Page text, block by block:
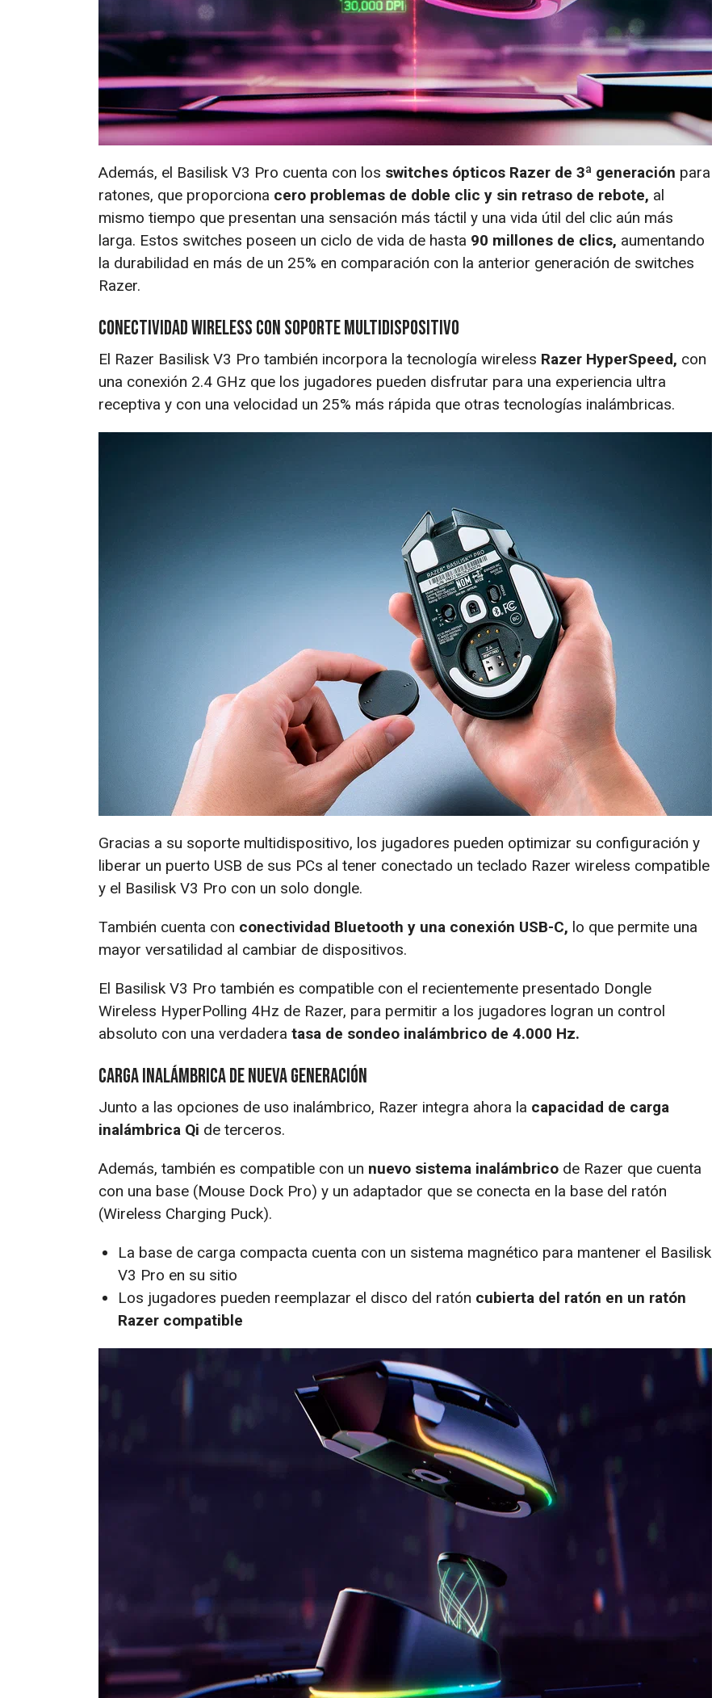
Además, el Basilisk V3 Pro cuenta con los switches ópticos Razer de 3ª generación para
ratones, que proporciona cero problemas de doble clic y sin retraso de rebote, al
mismo tiempo que presentan una sensación más táctil y una vida útil del clic aún más
larga. Estos switches poseen un ciclo de vida de hasta 90 millones de clics, aumentando
la durabilidad en más de un 25% en comparación con la anterior generación de switches
Razer.
Conectividad Wireless con soporte multidispositivo
El Razer Basilisk V3 Pro también incorpora la tecnología wireless Razer HyperSpeed, con
una conexión 2.4 GHz que los jugadores pueden disfrutar para una experiencia ultra
receptiva y con una velocidad un 25% más rápida que otras tecnologías inalámbricas.
Gracias a su soporte multidispositivo, los jugadores pueden optimizar su configuración y
liberar un puerto USB de sus PCs al tener conectado un teclado Razer wireless compatible
y el Basilisk V3 Pro con un solo dongle.
También cuenta con conectividad Bluetooth y una conexión USB-C, lo que permite una
mayor versatilidad al cambiar de dispositivos.
El Basilisk V3 Pro también es compatible con el recientemente presentado Dongle
Wireless HyperPolling 4Hz de Razer, para permitir a los jugadores logran un control
absoluto con una verdadera tasa de sondeo inalámbrico de 4.000 Hz.
Carga inalámbrica de nueva generación
Junto a las opciones de uso inalámbrico, Razer integra ahora la capacidad de carga
inalámbrica Qi de terceros.
Además, también es compatible con un nuevo sistema inalámbrico de Razer que cuenta
con una base (Mouse Dock Pro) y un adaptador que se conecta en la base del ratón
(Wireless Charging Puck).
La base de carga compacta cuenta con un sistema magnético para mantener el Basilisk
V3 Pro en su sitio
Los jugadores pueden reemplazar el disco del ratón cubierta del ratón en un ratón
Razer compatible